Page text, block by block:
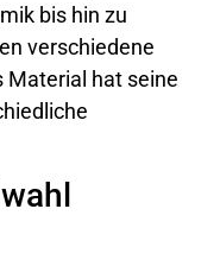
bis hin zu
verschiedene
Material hat seine